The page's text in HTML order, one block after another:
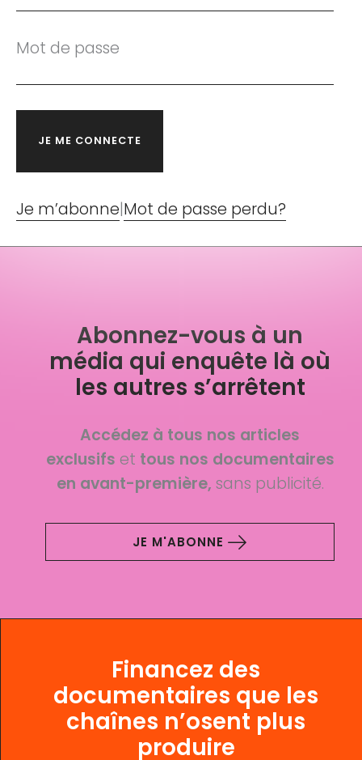
Mot de passe
Je m’abonne|Mot de passe perdu?
Abonnez-vous à un
média qui enquête là où
les autres s’arrêtent
Accédez à tous nos articles
exclusifs et tous nos documentaires
en avant-première, sans publicité.
JE M'ABONNE
Financez des
documentaires que les
chaînes n’osent plus
produire